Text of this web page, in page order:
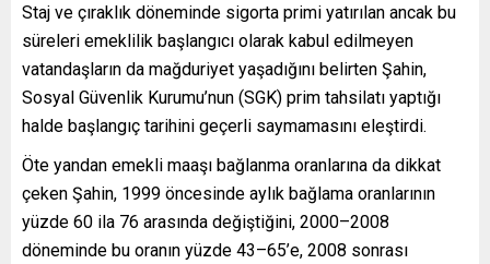
Staj ve çıraklık döneminde sigorta primi yatırılan ancak bu
süreleri emeklilik başlangıcı olarak kabul edilmeyen
vatandaşların da mağduriyet yaşadığını belirten Şahin,
Sosyal Güvenlik Kurumu’nun (SGK) prim tahsilatı yaptığı
halde başlangıç tarihini geçerli saymamasını eleştirdi.
Öte yandan emekli maaşı bağlanma oranlarına da dikkat
çeken Şahin, 1999 öncesinde aylık bağlama oranlarının
yüzde 60 ila 76 arasında değiştiğini, 2000–2008
döneminde bu oranın yüzde 43–65’e, 2008 sonrası